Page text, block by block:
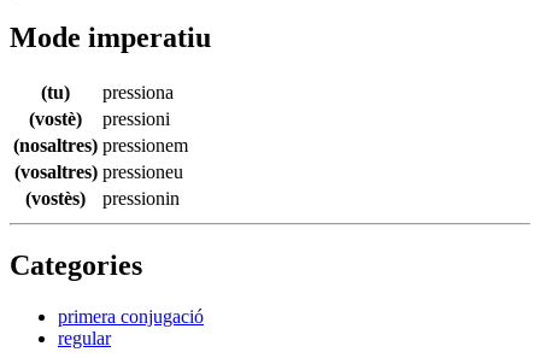
Mode imperatiu
(tu)
pressiona
(vostè)
pressioni
(nosaltres) pressionem
(vosaltres) pressioneu
(vostès)
pressionin
Categories
primera conjugació
regular